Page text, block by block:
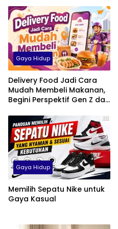
Gaya Hidup
Delivery Food Jadi Cara
Mudah Membeli Makanan,
Begini Perspektif Gen Z dan
Gaya Hidup
Memilih Sepatu Nike untuk
Gaya Kasual